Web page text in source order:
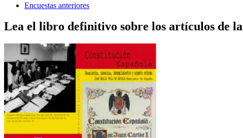
Encuestas anteriores
Lea el libro definitivo sobre los artículos de